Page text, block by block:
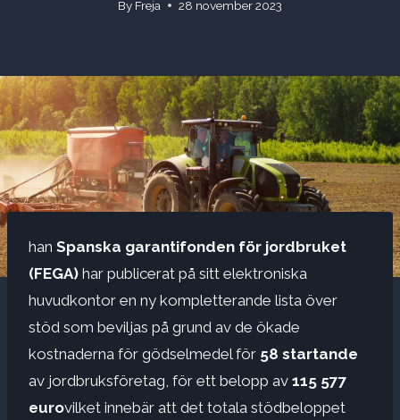
By Freja 28 november 2023
han Spanska garantifonden för jordbruket
(FEGA) har publicerat på sitt elektroniska
huvudkontor en ny kompletterande lista över
stöd som beviljas på grund av de ökade
kostnaderna för gödselmedel för 58 startande
av jordbruksföretag, för ett belopp av 115 577
eurovilket innebär att det totala stödbeloppet